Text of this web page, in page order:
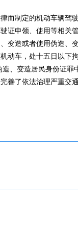
而制定的机动车辆驾
证申领、使用等相关
变造或者使用伪造、
动车，处十五日以下
、变造居民身份证罪
善了依法治理严重交